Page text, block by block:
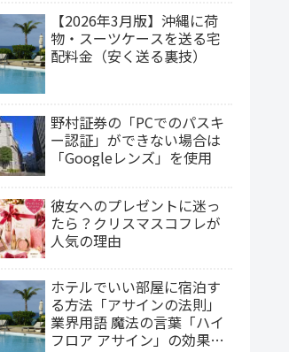
【2026年3月版】沖縄に荷
物・スーツケースを送る宅
配料金（安く送る裏技）
野村証券の「PCでのパスキ
ー認証」ができない場合は
「Googleレンズ」を使用
彼女へのプレゼントに迷っ
たら？クリスマスコフレが
人気の理由
ホテルでいい部屋に宿泊す
る方法「アサインの法則」
業界用語 魔法の言葉「ハイ
フロア アサイン」の効果